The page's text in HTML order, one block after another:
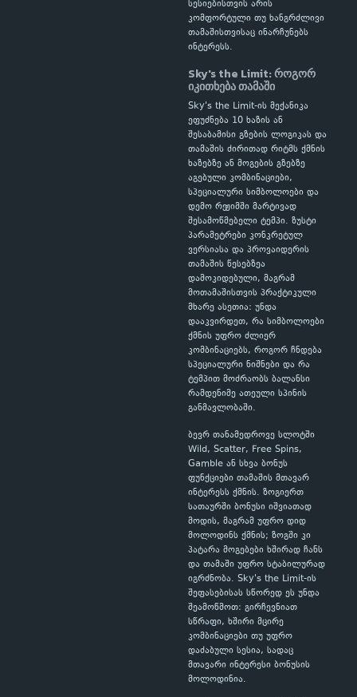
სესიებისთვის არის
კომფორტული თუ ხანგრძლივი
თამაშისთვისაც ინარჩუნებს
ინტერესს.
Sky's the Limit: როგორ
იკითხება თამაში
Sky's the Limit-ის მექანიკა
ეფუძნება 10 ხაზის ან
შესაბამისი გზების ლოგიკას და
თამაშის ძირითად რიტმს ქმნის
ხაზებზე ან მოგების გზებზე
აგებული კომბინაციები,
სპეციალური სიმბოლოები და
დემო რეჟიმში მარტივად
შესამოწმებელი ტემპი. ზუსტი
პარამეტრები კონკრეტულ
ვერსიასა და პროვაიდერის
თამაშის წესებზეა
დამოკიდებული, მაგრამ
მოთამაშისთვის პრაქტიკული
მხარე ასეთია: უნდა
დააკვირდეთ, რა სიმბოლოები
ქმნის უფრო ძლიერ
კომბინაციებს, როგორ ჩნდება
სპეციალური ნიშნები და რა
ტემპით მოძრაობს ბალანსი
რამდენიმე ათეული სპინის
განმავლობაში.
ბევრ თანამედროვე სლოტში
Wild, Scatter, Free Spins,
Gamble ან სხვა ბონუს
ფუნქციები თამაშის მთავარ
ინტერესს ქმნის. ზოგიერთ
სათაურში ბონუსი იშვიათად
მოდის, მაგრამ უფრო დიდ
მოლოდინს ქმნის; ზოგში კი
პატარა მოგებები ხშირად ჩანს
და თამაში უფრო სტაბილურად
იგრძნობა. Sky's the Limit-ის
შეფასებისას სწორედ ეს უნდა
შეამოწმოთ: გირჩევნიათ
სწრაფი, ხშირი მცირე
კომბინაციები თუ უფრო
დაძაბული სესია, სადაც
მთავარი ინტერესი ბონუსის
მოლოდინია.